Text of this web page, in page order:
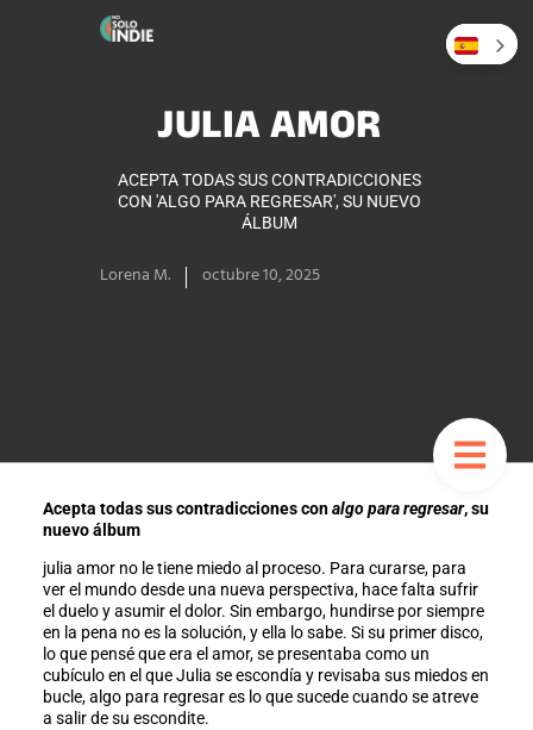
JULIA AMOR
ACEPTA TODAS SUS CONTRADICCIONES
CON 'ALGO PARA REGRESAR', SU NUEVO
ÁLBUM
Lorena M. octubre 10, 2025
Acepta todas sus contradicciones conalgo para regresar, su
nuevo álbum
julia amor no le tiene miedo al proceso. Para curarse, para
ver el mundo desde una nueva perspectiva, hace falta sufrir
el duelo y asumir el dolor. Sin embargo, hundirse por siempre
en la pena no es la solución, y ella lo sabe. Si su primer disco,
lo que pensé que era el amor, se presentaba como un
cubículo en el que Julia se escondía y revisaba sus miedos en
bucle, algo para regresar es lo que sucede cuando se atreve
a salir de su escondite.